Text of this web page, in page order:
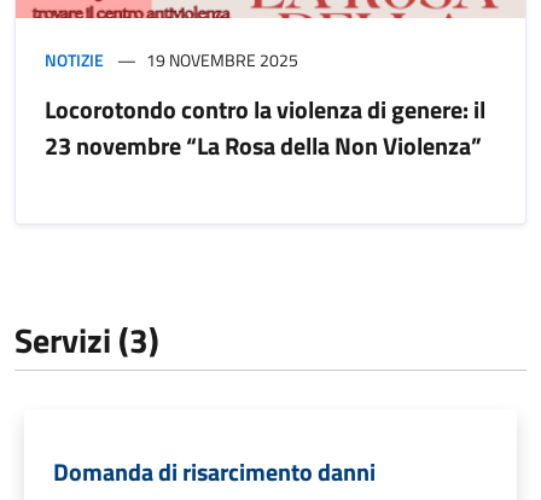
NOTIZIE 19 NOVEMBRE 2025
Locorotondo contro la violenza di genere: il
23 novembre “La Rosa della Non Violenza”
Servizi (3)
Domanda di risarcimento danni